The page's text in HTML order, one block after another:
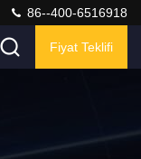
86--400-6516918
Fiyat Teklifi